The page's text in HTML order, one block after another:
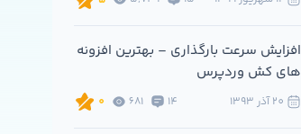
افزایش سرعت بارگذاری – بهترین افزونه
های کش وردپرس
14
681
0